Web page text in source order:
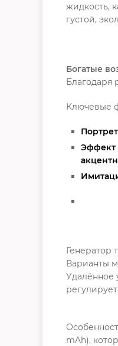
жидкость,
густой,
Богатые
Благодаря
Ключевые
Эффект
Генератор
Варианты
Удалённое
mAh),